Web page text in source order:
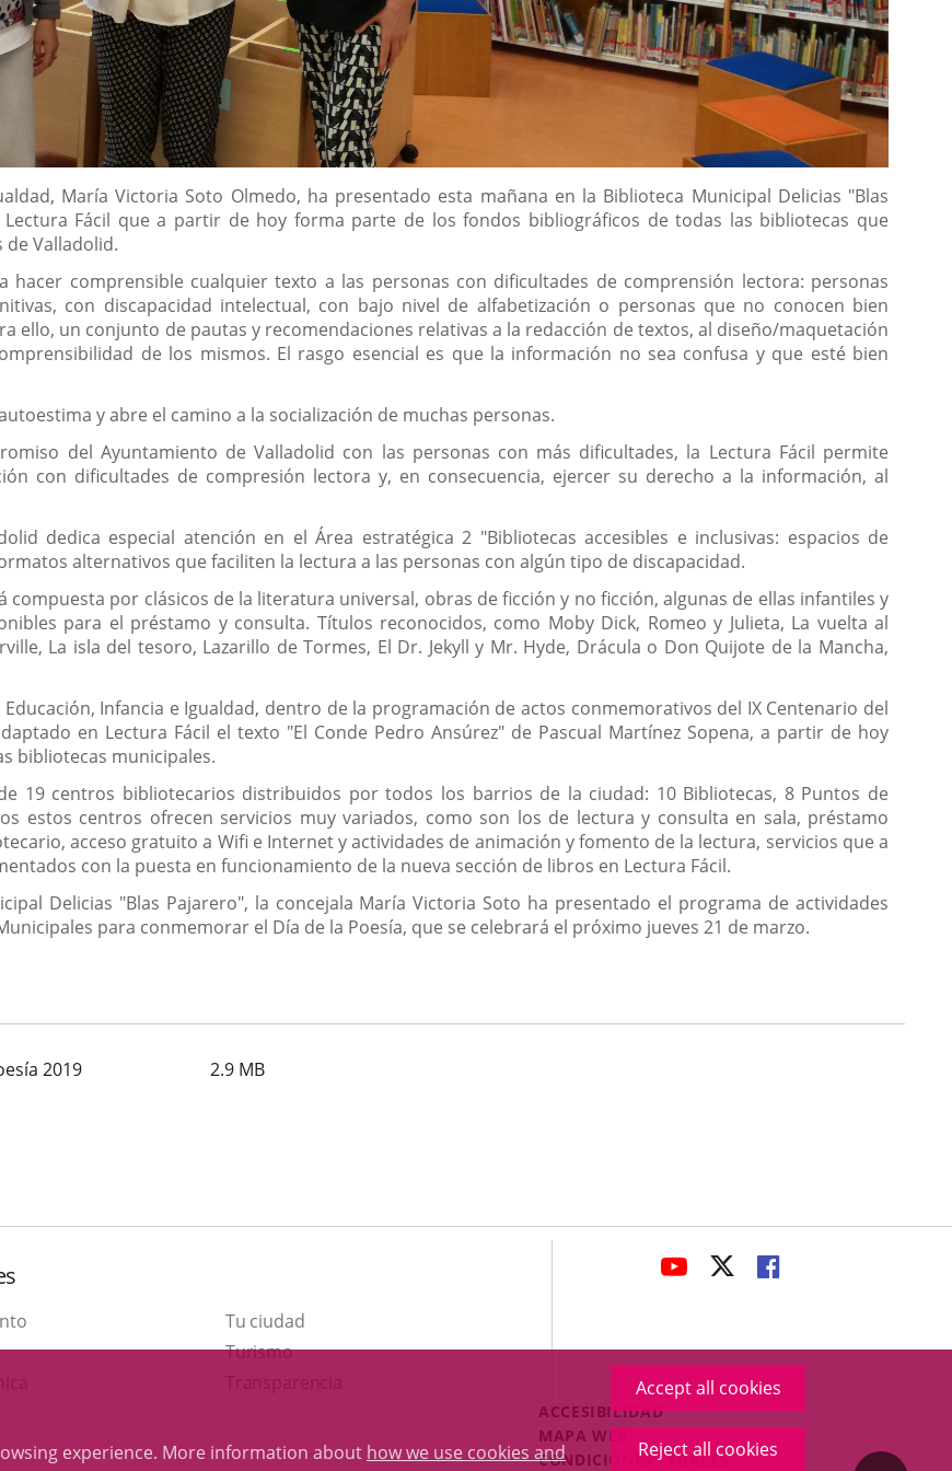
experience. More information about how we use cookies and
Accept all cookies
Reject all cookies
María Victoria Soto Olmedo, ha presentado esta mañana en la Biblioteca Municipal Delicias "Blas
Fácil que a partir de hoy forma parte de los fondos bibliográficos de todas las bibliotecas que
de Valladolid.
hacer comprensible cualquier texto a las personas con dificultades de comprensión lectora: personas
con discapacidad intelectual, con bajo nivel de alfabetización o personas que no conocen bien
ello, un conjunto de pautas y recomendaciones relativas a la redacción de textos, al diseño/maquetación
de los mismos. El rasgo esencial es que la información no sea confusa y que esté bien
y abre el camino a la socialización de muchas personas.
del Ayuntamiento de Valladolid con las personas con más dificultades, la Lectura Fácil permite
con dificultades de compresión lectora y, en consecuencia, ejercer su derecho a la información, al
dedica especial atención en el Área estratégica 2 "Bibliotecas accesibles e inclusivas: espacios de
alternativos que faciliten la lectura a las personas con algún tipo de discapacidad.
compuesta por clásicos de la literatura universal, obras de ficción y no ficción, algunas de ellas infantiles y
para el préstamo y consulta. Títulos reconocidos, como Moby Dick, Romeo y Julieta, La vuelta al
La isla del tesoro, Lazarillo de Tormes, El Dr. Jekyll y Mr. Hyde, Drácula o Don Quijote de la Mancha,
Infancia e Igualdad, dentro de la programación de actos conmemorativos del IX Centenario del
en Lectura Fácil el texto "El Conde Pedro Ansúrez" de Pascual Martínez Sopena, a partir de hoy
bibliotecas municipales.
19 centros bibliotecarios distribuidos por todos los barrios de la ciudad: 10 Bibliotecas, 8 Puntos de
estos centros ofrecen servicios muy variados, como son los de lectura y consulta en sala, préstamo
acceso gratuito a Wifi e Internet y actividades de animación y fomento de la lectura, servicios que a
con la puesta en funcionamiento de la nueva sección de libros en Lectura Fácil.
Delicias "Blas Pajarero", la concejala María Victoria Soto ha presentado el programa de actividades
para conmemorar el Día de la Poesía, que se celebrará el próximo jueves 21 de marzo.
2019 2.9 MB
Tu ciudad
TurismoThis
open
external
LINK
APPLICATION.
LINK
APPLICATION.
LINK
APPLICATION.
Menú
Legal
Footer
ACCESIBILIDAD
MAPA WEB
CONDICIONES LEGALES